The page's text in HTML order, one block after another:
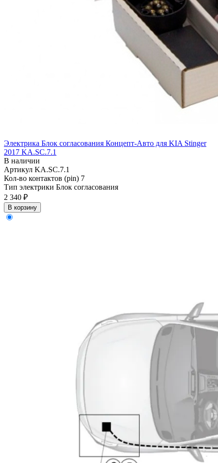
Электрика Блок согласования Концепт-Авто для KIA Stinger
2017 KA.SC.7.1
В наличии
Артикул KA.SC.7.1
Кол-во контактов (pin) 7
Тип электрики Блок согласования
2 340 ₽
В корзину